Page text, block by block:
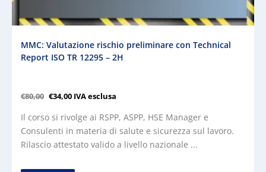
MMC: Valutazione rischio preliminare con Technical
Report ISO TR 12295 – 2H
€80,00 €34,00 IVA esclusa
Il corso si rivolge ai RSPP, ASPP, HSE Manager e
Consulenti in materia di salute e sicurezza sul lavoro.
Rilascio attestato valido a livello nazionale ...